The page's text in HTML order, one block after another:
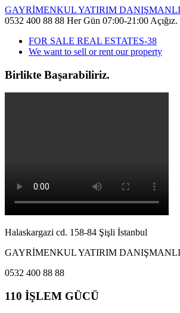
GAYRİMENKUL YATIRIM
0532 400 88 88 Her Gün 07:00-21:00 Açığız.
FOR SALE REAL ESTATES-38
We want to sell or rent our property
Birlikte Başarabiliriz.
Halaskargazi cd. 158-84 Şişli İstanbul
GAYRİMENKUL YATIRIM
0532 400 88 88
110 İŞLEM GÜCÜ